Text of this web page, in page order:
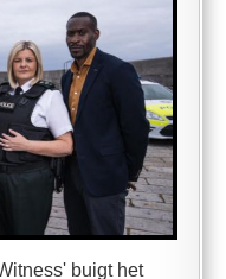
buigt het